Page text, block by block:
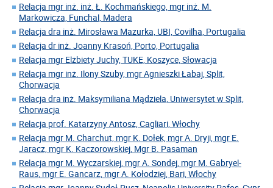
Relacja mgr inż. inż. Ł. Kochmańskiego, mgr inż. M.
Markowicza, Funchal, Madera
Relacja dra inż. Mirosława Mazurka, UBI, Covilha, Portugalia
Relacja dr inż. Joanny Krasoń, Porto, Portugalia
Relacja mgr Elżbiety Juchy, TUKE, Koszyce, Słowacja
Relacja mgr inż. Ilony Szuby, mgr Agnieszki Łabaj, Split,
Chorwacja
Relacja dra inż. Maksymiliana Mądziela, Uniwersytet w Split,
Chorwacja
Relacja prof. Katarzyny Antosz, Cagliari, Włochy
Relacja mgr M. Charchut, mgr K. Dołek, mgr A. Dryji, mgr E.
Jaracz, mgr K. Kaczorowskiej, Mgr B. Pasaman
Relacja mgr M. Wyczarskiej, mgr A. Sondej, mgr M. Gabryel-
Raus, mgr E. Gancarz, mgr A. Kołodziej, Bari, Włochy